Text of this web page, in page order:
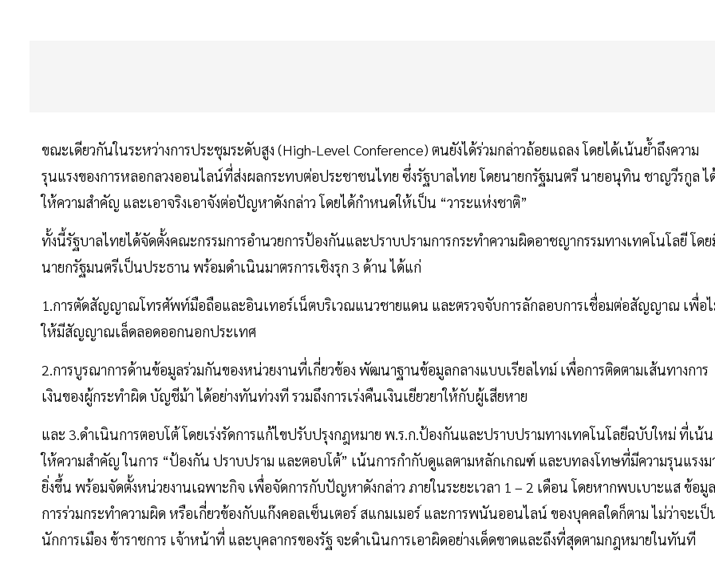
ขณะเดียวกันในระหว่างการประชุมระดับสูง (High-Level Conference) ตนยังได้ร่วมกล่าวถ้อยแถลง โดยได้เน้นย้ำถึงความ
รุนแรงของการหลอกลวงออนไลน์ที่ส่งผลกระทบต่อประชาชนไทย ซึ่งรัฐบาลไทย โดยนายกรัฐมนตรี นายอนุทิน ชาญวีรกูล ไ
ให้ความสำคัญ และเอาจริงเอาจังต่อปัญหาดังกล่าว โดยได้กำหนดให้เป็น “วาระแห่งชาติ”
ทั้งนี้รัฐบาลไทยได้จัดตั้งคณะกรรมการอำนวยการป้องกันและปราบปรามการกระทำความผิดอาชญากรรมทางเทคโนโลยี โด
นายกรัฐมนตรีเป็นประธาน พร้อมดำเนินมาตรการเชิงรุก 3 ด้าน ได้แก่
1.การตัดสัญญาณโทรศัพท์มือถือและอินเทอร์เน็ตบริเวณแนวชายแดน และตรวจจับการลักลอบการเชื่อมต่อสัญญาณ เพื่อ
ให้มีสัญญาณเล็ดลอดออกนอกประเทศ
2.การบูรณาการด้านข้อมูลร่วมกันของหน่วยงานที่เกี่ยวข้อง พัฒนาฐานข้อมูลกลางแบบเรียลไทม์ เพื่อการติดตามเส้นทางการ
เงินของผู้กระทำผิด บัญชีม้า ได้อย่างทันท่วงที รวมถึงการเร่งคืนเงินเยียวยาให้กับผู้เสียหาย
และ 3.ดำเนินการตอบโต้ โดยเร่งรัดการแก้ไขปรับปรุงกฎหมาย พ.ร.ก.ป้องกันและปราบปรามทางเทคโนโลยีฉบับใหม่ ที่เน้น
ให้ความสำคัญ ในการ “ป้องกัน ปราบปราม และตอบโต้” เน้นการกำกับดูแลตามหลักเกณฑ์ และบทลงโทษที่มีความรุนแรงม
ยิ่งขึ้น พร้อมจัดตั้งหน่วยงานเฉพาะกิจ เพื่อจัดการกับปัญหาดังกล่าว ภายในระยะเวลา 1 – 2 เดือน โดยหากพบเบาะแส ข้อมูล
การร่วมกระทำความผิด หรือเกี่ยวข้องกับแก๊งคอลเซ็นเตอร์ สแกมเมอร์ และการพนันออนไลน์ ของบุคคลใดก็ตาม ไม่ว่าจะเป็
นักการเมือง ข้าราชการ เจ้าหน้าที่ และบุคลากรของรัฐ จะดำเนินการเอาผิดอย่างเด็ดขาดและถึงที่สุดตามกฎหมายในทันที